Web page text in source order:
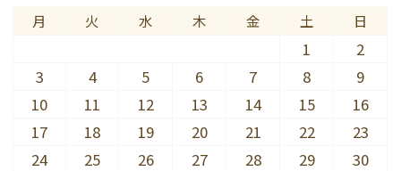
月 火 水 木 金 土 日
1
2
3
4 5 6 7 8
9
10
11 12 13 14 15
16
17
18 19 20 21 22
23
24
25 26 27 28 29
30